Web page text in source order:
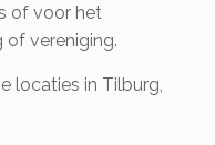
of voor het
of vereniging.
locaties in Tilburg,